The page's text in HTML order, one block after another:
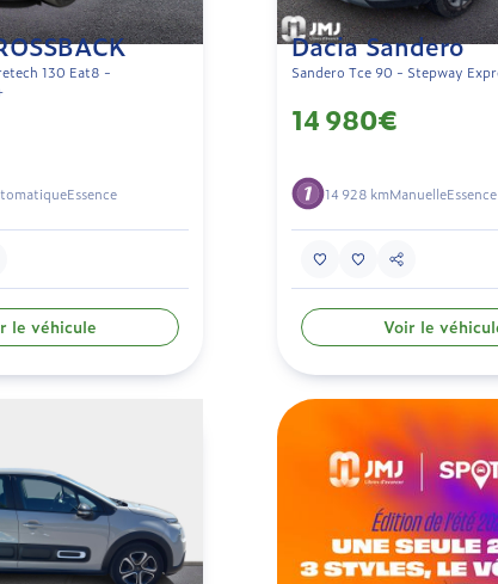
130 Eat8 -
Essence
le véhicule
Dacia Sandero
Sandero Tce 90 - Stepway
14 980€
14 928 kmManuelleEssence
Voir le